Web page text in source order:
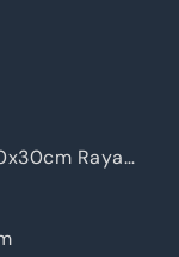
Raya